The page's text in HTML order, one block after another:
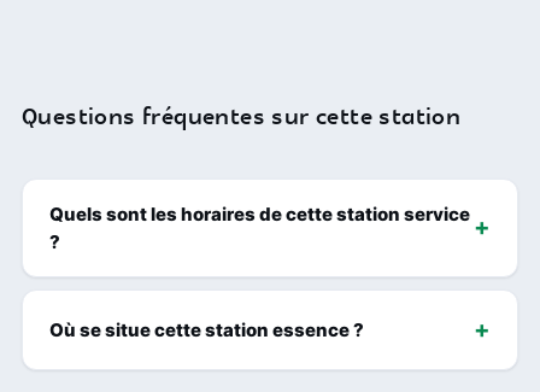
Questions fréquentes sur cette station
Quels sont les horaires de cette station service
?
Où se situe cette station essence ?